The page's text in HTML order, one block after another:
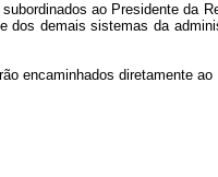
ao Presidente da
demais sistemas da
encaminhados diretamente ao